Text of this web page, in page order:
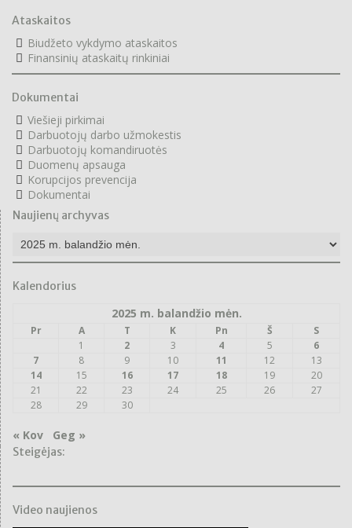
Ataskaitos
Biudžeto vykdymo ataskaitos
Finansinių ataskaitų rinkiniai
Dokumentai
Viešieji pirkimai
Darbuotojų darbo užmokestis
Darbuotojų komandiruotės
Duomenų apsauga
Korupcijos prevencija
Dokumentai
Naujienų archyvas
Naujienų
archyvas
Kalendorius
2025 m. balandžio mėn.
Pr A T K Pn Š
S
1
2 3 4 5
6
7
8 9 10 11 12
13
14
15 16 17 18 19
20
21
22 23 24 25 26
27
28
29 30
« Kov Geg »
Steigėjas:
Video naujienos